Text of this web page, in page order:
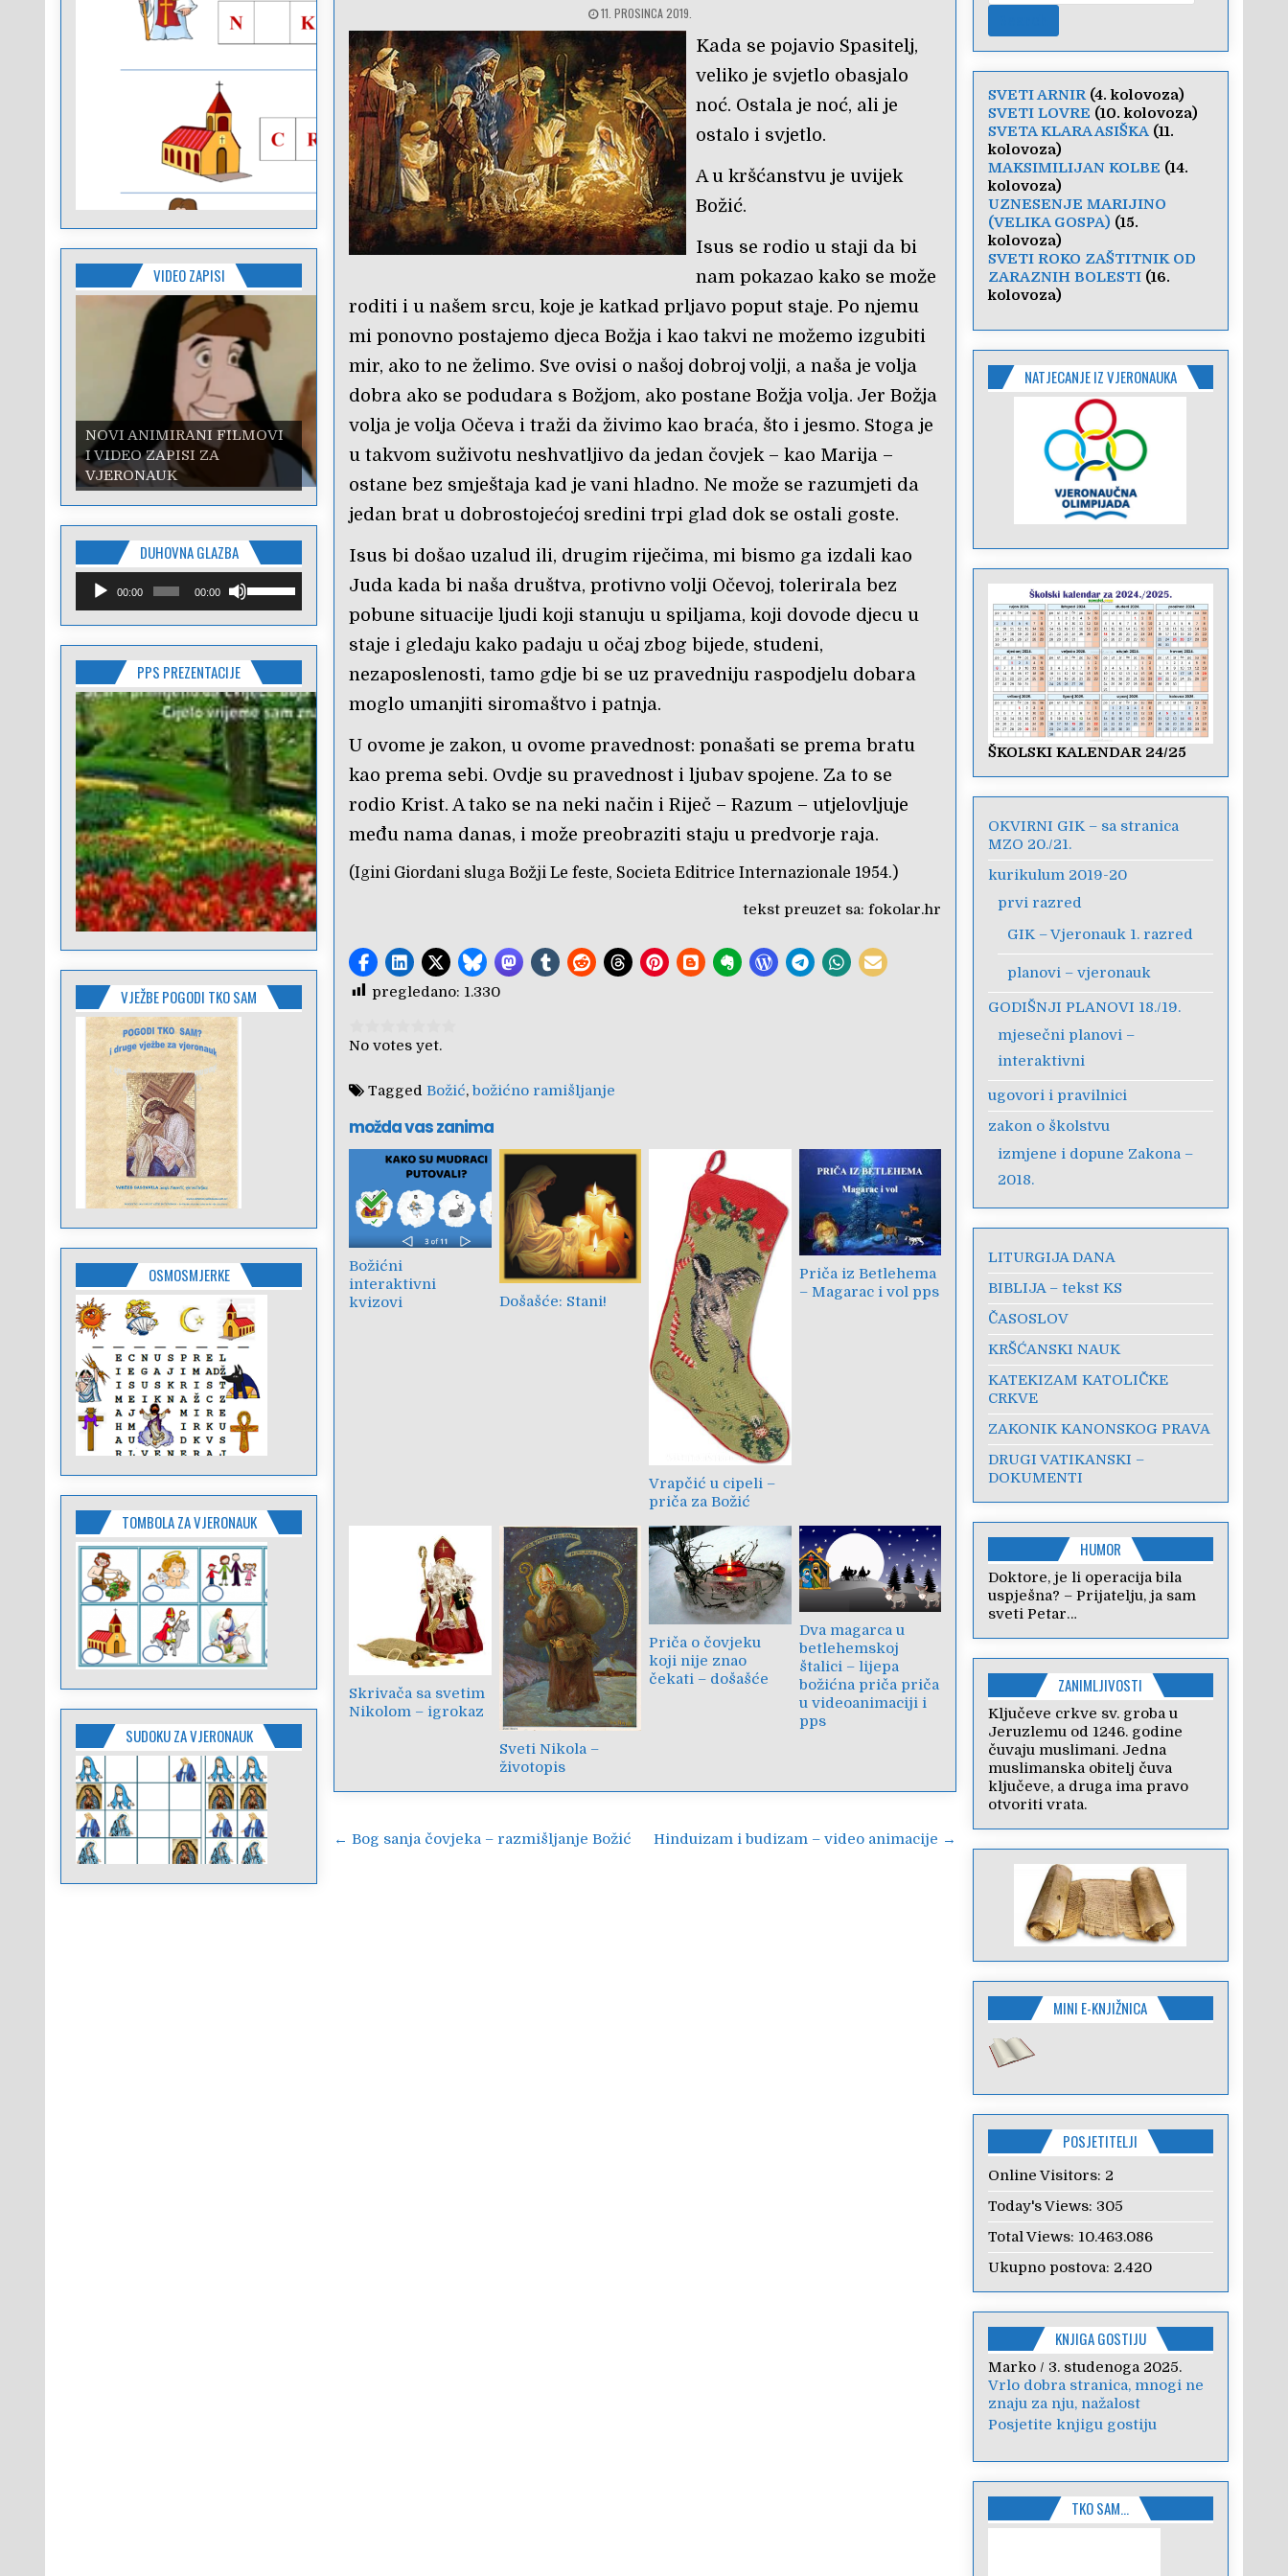
11. PROSINCA 2019.
Kada se pojavio Spasitelj,
veliko je svjetlo obasjalo
noć. Ostala je noć, ali je
ostalo i svjetlo.
A u kršćanstvu je uvijek
Božić.
Isus se rodio u staji da bi
nam pokazao kako se može
roditi i u našem srcu, koje je katkad prljavo poput staje. Po njemu
mi ponovno postajemo djeca Božja i kao takvi ne možemo izgubiti
mir, ako to ne želimo. Sve ovisi o našoj dobroj volji, a naša je volja
dobra ako se podudara s Božjom, ako postane Božja volja. Jer Božja
volja je volja Očeva i traži da živimo kao braća, što i jesmo. Stoga je
u takvom suživotu neshvatljivo da jedan čovjek – kao Marija –
ostane bez smještaja kad je vani hladno. Ne može se razumjeti da
jedan brat u dobrostojećoj sredini trpi glad dok se ostali goste.
Isus bi došao uzalud ili, drugim riječima, mi bismo ga izdali kao
Juda kada bi naša društva, protivno volji Očevoj, tolerirala bez
pobune situacije ljudi koji stanuju u spiljama, koji dovode djecu u
staje i gledaju kako padaju u očaj zbog bijede, studeni,
nezaposlenosti, tamo gdje bi se uz pravedniju raspodjelu dobara
moglo umanjiti siromaštvo i patnja.
U ovome je zakon, u ovome pravednost: ponašati se prema bratu
kao prema sebi. Ovdje su pravednost i ljubav spojene. Za to se
rodio Krist. A tako se na neki način i Riječ – Razum – utjelovljuje
među nama danas, i može preobraziti staju u predvorje raja.
(Igini Giordani sluga Božji Le feste, Societa Editrice Internazionale 1954.)
tekst preuzet sa:fokolar.hr
pregledano: 1.330
No votes yet.
TaggedBožić,božićno ramišljanje
možda vas zanima
Božićni
interaktivni
kvizovi
Došašće: Stani!
Vrapčić u cipeli –
priča za Božić
Priča iz Betlehema
– Magarac i vol pps
Skrivača sa svetim
Nikolom – igrokaz
Sveti Nikola –
životopis
Priča o čovjeku
koji nije znao
čekati – došašće
Dva magarca u
betlehemskoj
štalici – lijepa
božićna priča priča
u videoanimaciji i
pps
Navigacija
← Bog sanja čovjeka – razmišljanje Božić Hinduizam i budizam – video animacije →
VIDEO ZAPISI
NOVI ANIMIRANI FILMOVI
I VIDEO ZAPISI ZA
VJERONAUK
NOVI ANIMIRANI FILMOVI
I VIDEO ZAPISI ZA
VJERONAUK
DUHOVNA GLAZBA
Reproduktor
audiozapisa
00:00 00:00
tipke
kako
biste
pojačali
ili
smanjili
zvuk.
PPS PREZENTACIJE
VJEŽBE POGODI TKO SAM
OSMOSMJERKE
TOMBOLA ZA VJERONAUK
SUDOKU ZA VJERONAUK
SVETI ARNIR(4. kolovoza)
SVETI LOVRE (10. kolovoza)
SVETA KLARA ASIŠKA(11.
kolovoza)
MAKSIMILIJAN KOLBE (14.
kolovoza)
UZNESENJE MARIJINO
(VELIKA GOSPA) (15.
kolovoza)
SVETI ROKO ZAŠTITNIK OD
ZARAZNIH BOLESTI(16.
kolovoza)
NATJECANJE IZ VJERONAUKA
ŠKOLSKI KALENDAR 24/25
OKVIRNI GIK – sa stranica
MZO 20./21.
kurikulum 2019-20
prvi razred
GIK – Vjeronauk 1. razred
planovi – vjeronauk
GODIŠNJI PLANOVI 18./19.
mjesečni planovi –
interaktivni
ugovori i pravilnici
zakon o školstvu
izmjene i dopune Zakona –
2018.
LITURGIJA DANA
BIBLIJA – tekst KS
ČASOSLOV
KRŠĆANSKI NAUK
KATEKIZAM KATOLIČKE
CRKVE
ZAKONIK KANONSKOG PRAVA
DRUGI VATIKANSKI –
DOKUMENTI
HUMOR
Doktore, je li operacija bila
uspješna? – Prijatelju, ja sam
sveti Petar…
ZANIMLJIVOSTI
Ključeve crkve sv. groba u
Jeruzlemu od 1246. godine
čuvaju muslimani. Jedna
muslimanska obitelj čuva
ključeve, a druga ima pravo
otvoriti vrata.
MINI E-KNJIŽNICA
POSJETITELJI
Online Visitors: 2
Today's Views: 305
Total Views: 10.463.086
Ukupno postova: 2.420
KNJIGA GOSTIJU
Anica/ 7. veljače 2024.
Poštovanje, draga kolegice!
Hvala Vam na nesebičnom
radu i promoviranju...
TKO SAM…